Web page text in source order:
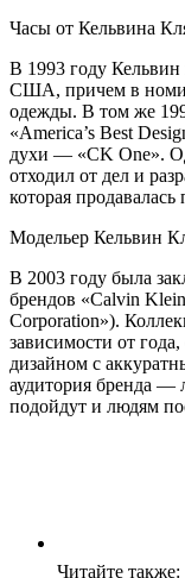
Часы от Кельвина
В 1993 году Кельвин
США, причем в
одежды. В том же
«America’s Best
духи — «CK One».
отходил от дел и
которая
Модельер Кельвин
В 2003 году была
брендов «Calvin
Corporation»).
зависимости от
дизайном с
аудитория бренда —
подойдут и людям
Читайте также: